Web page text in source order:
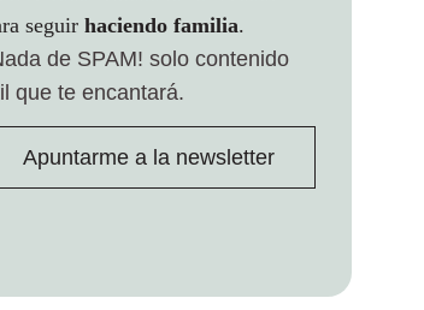
seguir haciendo familia.
de SPAM! solo contenido
que te encantará.
Apuntarme a la newsletter